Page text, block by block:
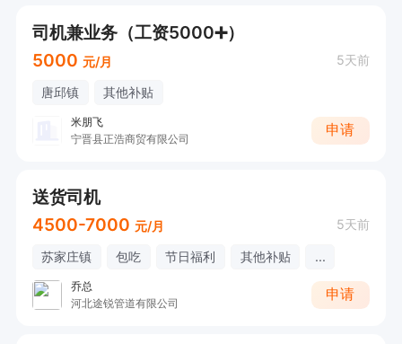
司机兼业务（工资5000➕）
5000 元/月 5天前
唐邱镇 其他补贴
米朋飞
宁晋县正浩商贸有限公司
申请
送货司机
4500-7000 元/月 5天前
苏家庄镇 包吃 节日福利 其他补贴 ...
乔总
河北途锐管道有限公司
申请